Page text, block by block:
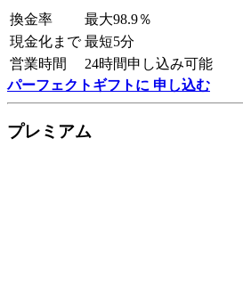
換金率
最大98.9％
現金化まで 最短5分
営業時間
24時間申し込み可能
パーフェクトギフトに 申し込む
プレミアム